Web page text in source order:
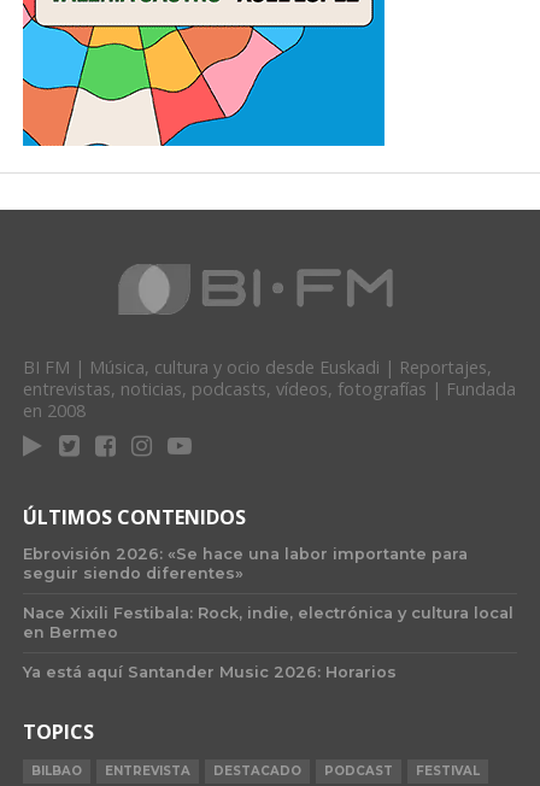
BI FM | Música, cultura y ocio desde Euskadi | Reportajes,
entrevistas, noticias, podcasts, vídeos, fotografías | Fundada
en 2008
ÚLTIMOS CONTENIDOS
Ebrovisión 2026: «Se hace una labor importante para
seguir siendo diferentes»
Nace Xixili Festibala: Rock, indie, electrónica y cultura local
en Bermeo
Ya está aquí Santander Music 2026: Horarios
TOPICS
BILBAO ENTREVISTA DESTACADO PODCAST FESTIVAL